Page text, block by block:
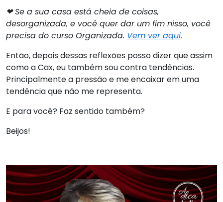
❤ Se a sua casa está cheia de coisas,
desorganizada, e você quer dar um fim nisso, você
precisa do curso Organizada. Vem ver aqui.
Então, depois dessas reflexões posso dizer que assim
como a Cax, eu também sou contra tendências.
Principalmente a pressão e me encaixar em uma
tendência que não me representa.
E para você? Faz sentido também?
Beijos!